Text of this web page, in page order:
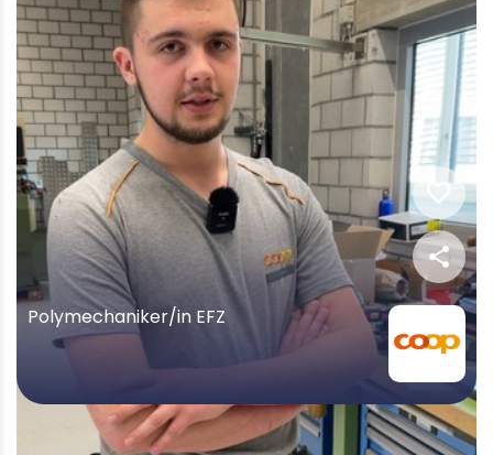
favorite
share
Polymechaniker/in EFZ